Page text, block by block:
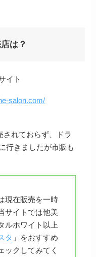
は？
イト
salon.com/
れておらず、ドラ
行きましたが市販も
現在販売を一時
サイトでは他美
ルホワイト以上
タ 」をおすすめ
ックしてみてく